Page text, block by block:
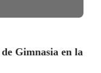
Gimnasia en la